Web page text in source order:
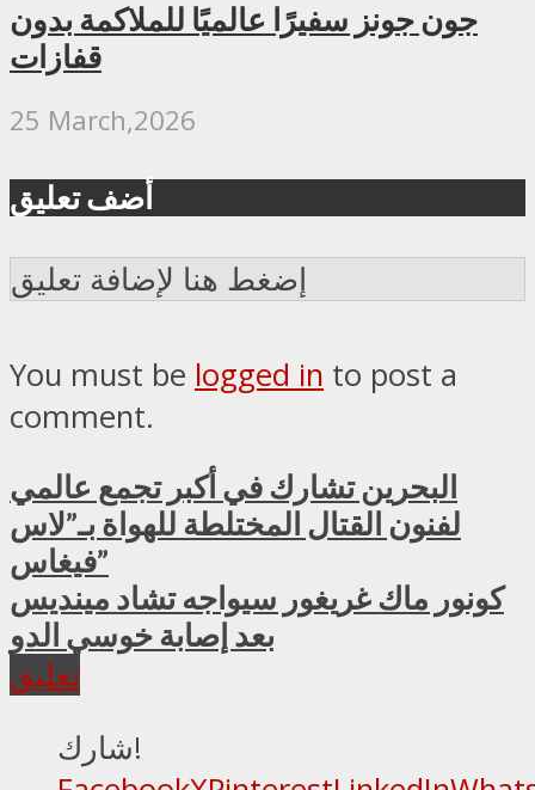
جون جونز سفيرًا عالميًا للملاكمة بدون
قفازات
25 March,2026
أضف تعليق
إضغط هنا لإضافة تعليق
You must be logged in to post a
comment.
البحرين تشارك في أكبر تجمع عالمي
لفنون القتال المختلطة للهواة بـ”لاس
فيغاس”
كونور ماك غريغور سيواجه تشاد مينديس
بعد إصابة خوسي الدو
تعليق
شارك!